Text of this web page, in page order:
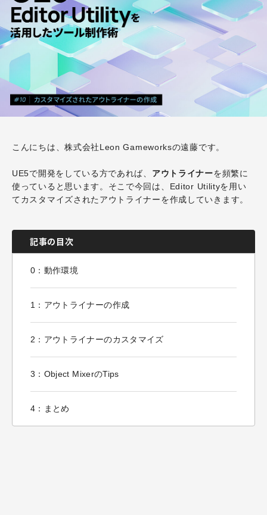
こんにちは、株式会社Leon Gameworksの遠藤です。
UE5で開発をしている方であれば、 アウトライナーを頻繁に
使っていると思います。そこで今回は、Editor Utilityを用い
てカスタマイズされたアウトライナーを作成していきます。
記事の目次
0：動作環境
1：アウトライナーの作成
2：アウトライナーのカスタマイズ
3：Object MixerのTips
4：まとめ